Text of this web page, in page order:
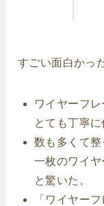
すごい面白かっ
ワイヤーフ
とても丁寧に
数も多くて
一枚のワイ
と驚いた。
「ワイヤー